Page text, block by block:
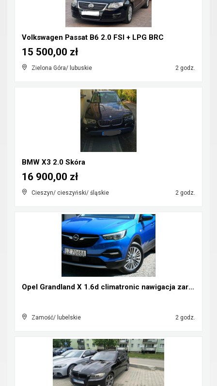
Volkswagen Passat B6 2.0 FSI + LPG BRC
Zielona Góra/ lubuskie 2 godz.
15 500,00 zł
BMW X3 2.0 Skóra
Cieszyn/ cieszyński/ śląskie 2 godz.
16 900,00 zł
Opel Grandland X 1.6d climatronic nawigacja zareje...
Zamość/ lubelskie 2 godz.